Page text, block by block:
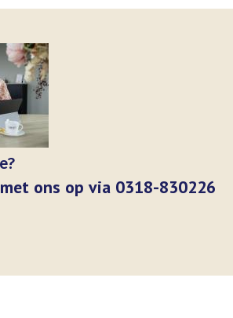
ons op via 0318-830226